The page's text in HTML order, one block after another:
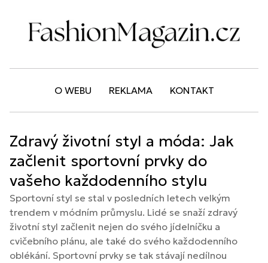
O WEBU REKLAMA KONTAKT
Zdravý životní styl a móda: Jak
začlenit sportovní prvky do
vašeho každodenního stylu
Sportovní styl se stal v posledních letech velkým
trendem v módním průmyslu. Lidé se snaží zdravý
životní styl začlenit nejen do svého jídelníčku a
cvičebního plánu, ale také do svého každodenního
oblékání. Sportovní prvky se tak stávají nedílnou